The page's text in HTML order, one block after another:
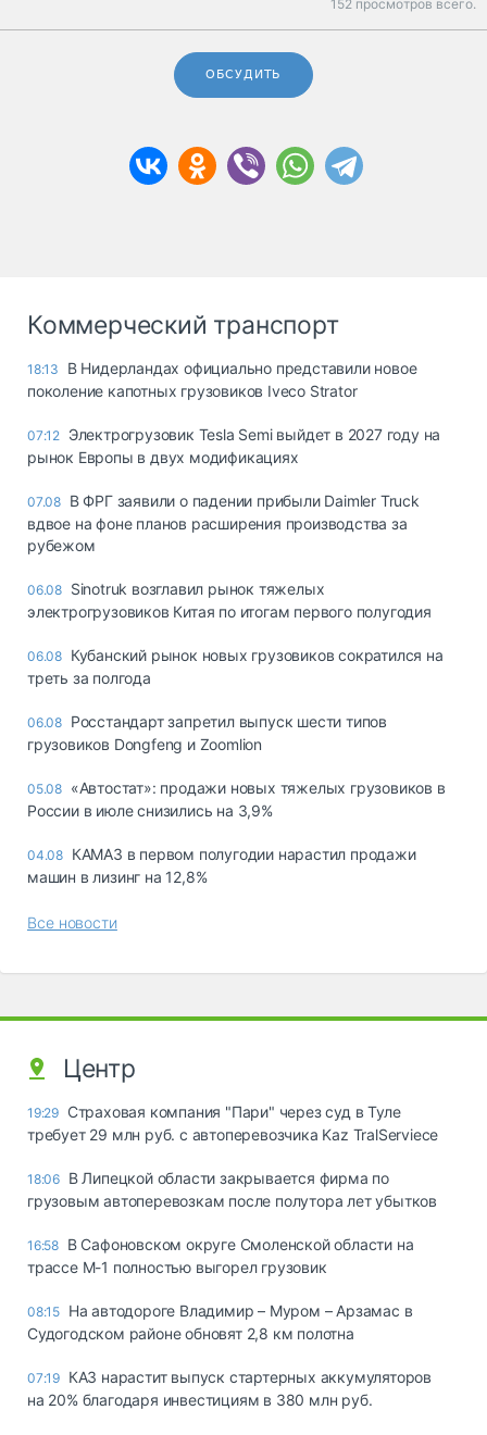
152 просмотров всего.
ОБСУДИТЬ
Коммерческий транспорт
18:13
В Нидерландах официально представили новое
поколение капотных грузовиков Iveco Strator
07:12 Электрогрузовик Tesla Semi выйдет в 2027 году на
рынок Европы в двух модификациях
07.08 В ФРГ заявили о падении прибыли Daimler Truck
вдвое на фоне планов расширения производства за
рубежом
06.08 Sinotruk возглавил рынок тяжелых
электрогрузовиков Китая по итогам первого полугодия
06.08 Кубанский рынок новых грузовиков сократился на
треть за полгода
06.08 Росстандарт запретил выпуск шести типов
грузовиков Dongfeng и Zoomlion
05.08 «Автостат»: продажи новых тяжелых грузовиков в
России в июле снизились на 3,9%
04.08 КАМАЗ в первом полугодии нарастил продажи
машин в лизинг на 12,8%
Все новости
Центр
19:29 Страховая компания "Пари" через суд в Туле
требует 29 млн руб. с автоперевозчика Kaz TralServiece
18:06 В Липецкой области закрывается фирма по
грузовым автоперевозкам после полутора лет убытков
16:58 В Сафоновском округе Смоленской области на
трассе М-1 полностью выгорел грузовик
08:15 На автодороге Владимир – Муром – Арзамас в
Судогодском районе обновят 2,8 км полотна
07:19 КАЗ нарастит выпуск стартерных аккумуляторов
на 20% благодаря инвестициям в 380 млн руб.